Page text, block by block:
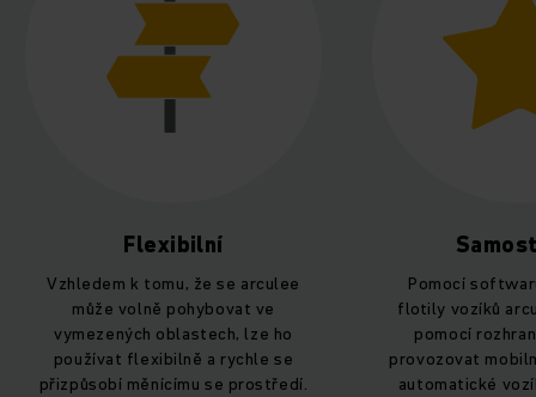
že se arculee
pohybovat ve
lze ho
a rychle se
se prostředí.
Pomocí softwaru pro správu
flotily vozíků arculus FLEET lze
pomocí rozhraní VDA 5050
provozovat mobilní roboty AMR a
automatické vozíky od různých